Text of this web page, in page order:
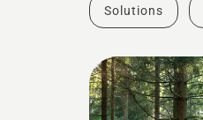
Solutions